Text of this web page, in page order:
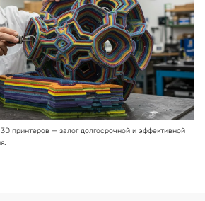
принтеров — залог долгосрочной и эффективной